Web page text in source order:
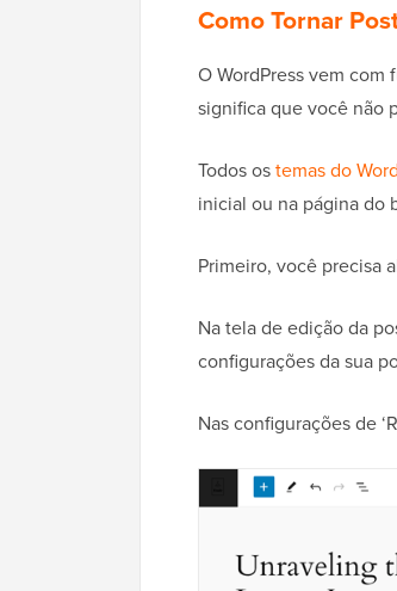
Como Tornar
O WordPress vem
significa que você não
Todos ostemas do
inicial ou na página do
Primeiro, você precisa
Na tela de edição da
configurações da sua
Nas configurações de